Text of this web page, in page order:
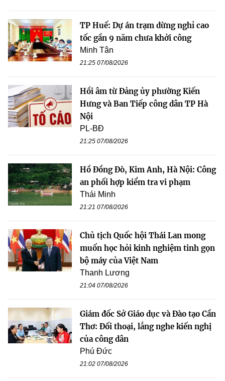
TP Huế: Dự án trạm dừng nghỉ cao
tốc gần 9 năm chưa khởi công
Minh Tân
21:25 07/08/2026
Hồi âm từ Đảng ủy phường Kiến
Hưng và Ban Tiếp công dân TP Hà
Nội
PL-BĐ
21:25 07/08/2026
Hồ Đồng Đò, Kim Anh, Hà Nội: Công
an phối hợp kiểm tra vi phạm
Thái Minh
21:21 07/08/2026
Chủ tịch Quốc hội Thái Lan mong
muốn học hỏi kinh nghiệm tinh gọn
bộ máy của Việt Nam
Thanh Lương
21:04 07/08/2026
Giám đốc Sở Giáo dục và Đào tạo Cần
Thơ: Đối thoại, lắng nghe kiến nghị
của công dân
Phú Đức
21:02 07/08/2026